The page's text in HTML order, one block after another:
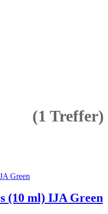
(1 Treffer)
(10 ml) IJA Green